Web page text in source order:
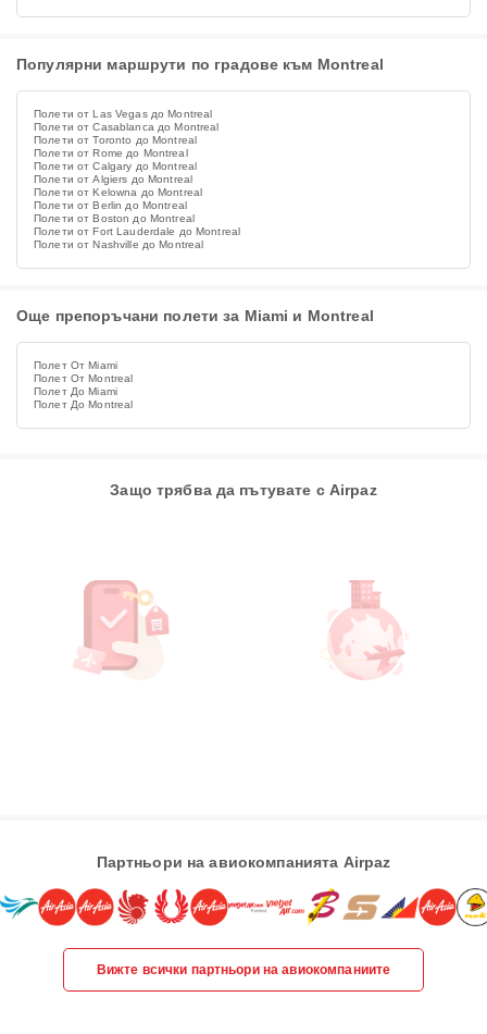
Популярни маршрути по градове към Montreal
Полети от Las Vegas до Montreal
Полети от Casablanca до Montreal
Полети от Toronto до Montreal
Полети от Rome до Montreal
Полети от Calgary до Montreal
Полети от Algiers до Montreal
Полети от Kelowna до Montreal
Полети от Berlin до Montreal
Полети от Boston до Montreal
Полети от Fort Lauderdale до Montreal
Полети от Nashville до Montreal
Още препоръчани полети за Miami и Montreal
Полет От Miami
Полет От Montreal
Полет До Miami
Полет До Montreal
Защо трябва да пътувате с Airpaz
Партньори на авиокомпанията Airpaz
Вижте всички партньори на авиокомпаниите